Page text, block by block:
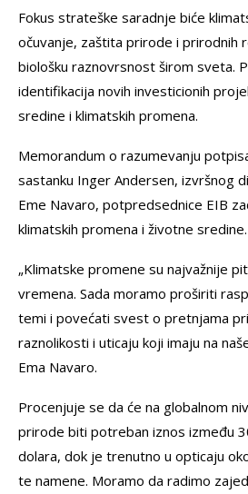
Fokus strateške saradnje biće
očuvanje, zaštita prirode i prirodnih
biološku raznovrsnost širom sveta.
identifikacija novih investicionih
sredine i klimatskih promena.
Memorandum o razumevanju
sastanku Inger Andersen, izvršnog
Eme Navaro, potpredsednice EIB
klimatskih promena i životne sredine.
„Klimatske promene su najvažnije
vremena. Sada moramo proširiti
temi i povećati svest o pretnjama
raznolikosti i uticaju koji imaju na
Ema Navaro.
Procenjuje se da će na globalnom
prirode biti potreban iznos između
dolara, dok je trenutno u opticaju
te namene. Moramo da radimo